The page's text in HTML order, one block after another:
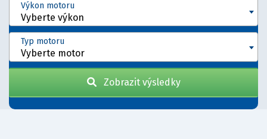
Vyberte výkon
Výkon motoru
Vyberte motor
Typ motoru
Zobrazit výsledky